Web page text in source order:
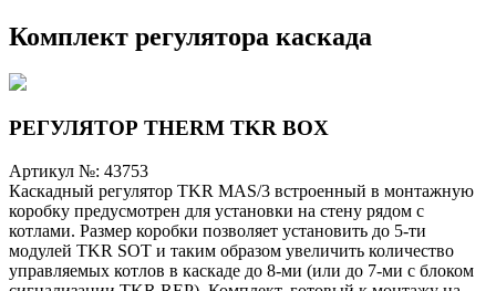
Комплект регулятора каскада
РЕГУЛЯТОР THERM TKR BOX
Артикул №: 43753
Каскадный регулятор TKR MAS/3 встроенный в монтажную
коробку предусмотрен для установки на стену рядом с
котлами. Размер коробки позволяет установить до 5-ти
модулей TKR SOT и таким образом увеличить количество
управляемых котлов в каскаде до 8-ми (или до 7-ми с блоком